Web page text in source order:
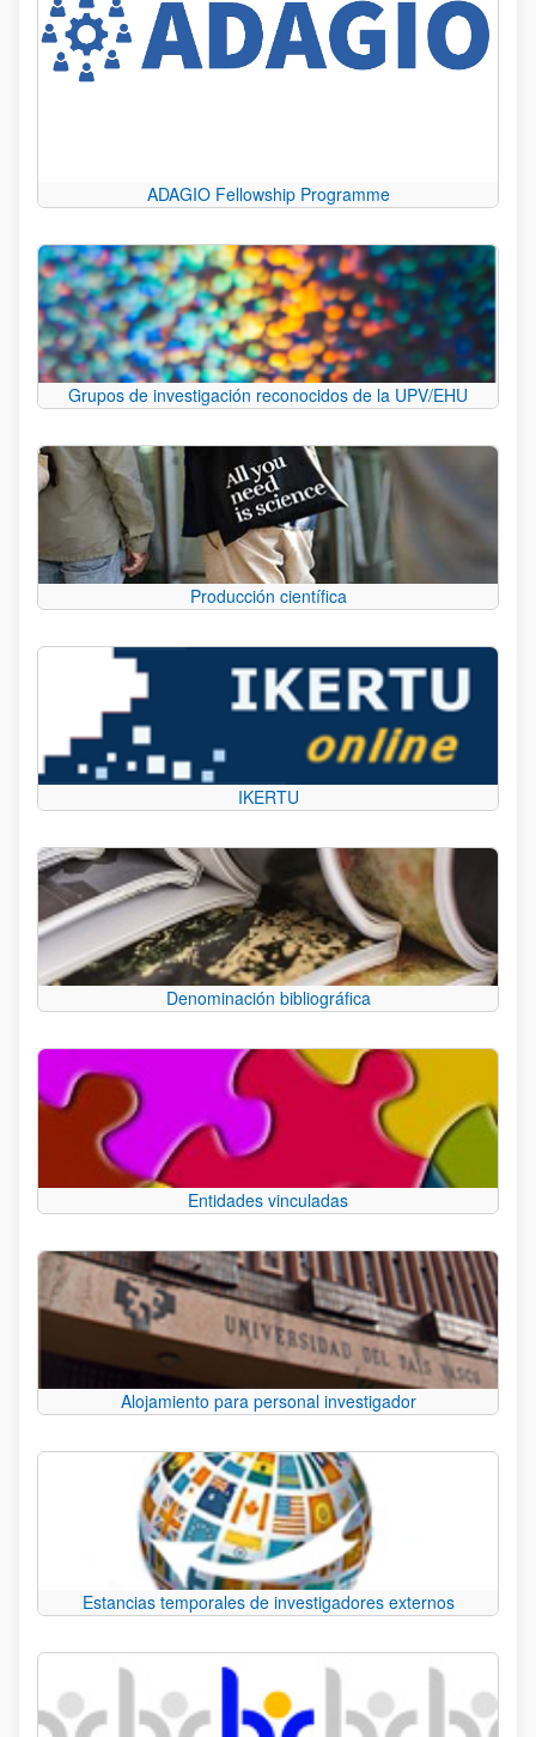
ADAGIO Fellowship Programme
Grupos de investigación reconocidos de la UPV/EHU
Producción científica
IKERTU
Denominación bibliográfica
Entidades vinculadas
Alojamiento para personal investigador
Estancias temporales de investigadores externos